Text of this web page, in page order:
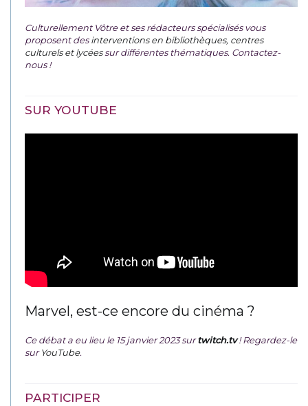
Culturellement Vôtre et ses rédacteurs spécialisés vous
proposent desinterventions en bibliothèques, centres
culturels et lycéessur différentes thématiques. Contactez-
nous !
SUR YOUTUBE
Marvel, est-ce encore du cinéma ?
Ce débat a eu lieu le 15 janvier 2023 surtwitch.tv ! Regardez-le
surYouTube.
PARTICIPER